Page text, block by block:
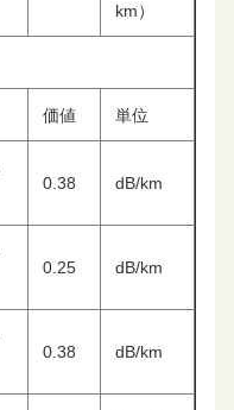
km）
価値 単位
0.38 dB/km
0.25 dB/km
0.38 dB/km